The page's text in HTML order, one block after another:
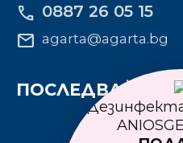
phone 0887 26 05 15
mail agarta@agarta.bg
ПОСЛЕДВАЙТЕ